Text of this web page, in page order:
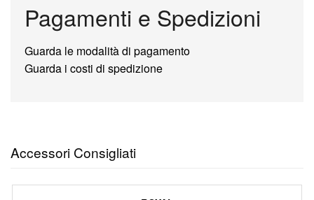
Pagamenti e Spedizioni
Guarda le modalità di pagamento
Guarda i costi di spedizione
Accessori Consigliati